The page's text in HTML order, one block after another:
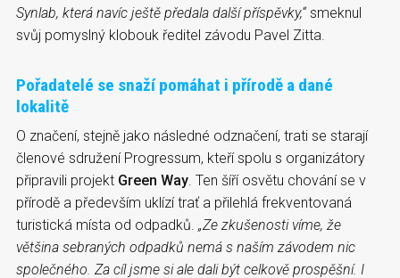
Synlab, která navíc ještě předala další příspěvky,“smeknul
svůj pomyslný klobouk ředitel závodu Pavel Zitta.
Pořadatelé se snaží pomáhat i přírodě a dané
lokalitě
O značení, stejně jako následné odznačení, trati se starají
členové sdružení Progressum, kteří spolu s organizátory
připravili projekt Green Way . Ten šíří osvětu chování se v
přírodě a především uklízí trať a přilehlá frekventovaná
turistická místa od odpadků. „Ze zkušenosti víme, že
většina sebraných odpadků nemá s naším závodem nic
společného. Za cíl jsme si ale dali být celkově prospěšní. I